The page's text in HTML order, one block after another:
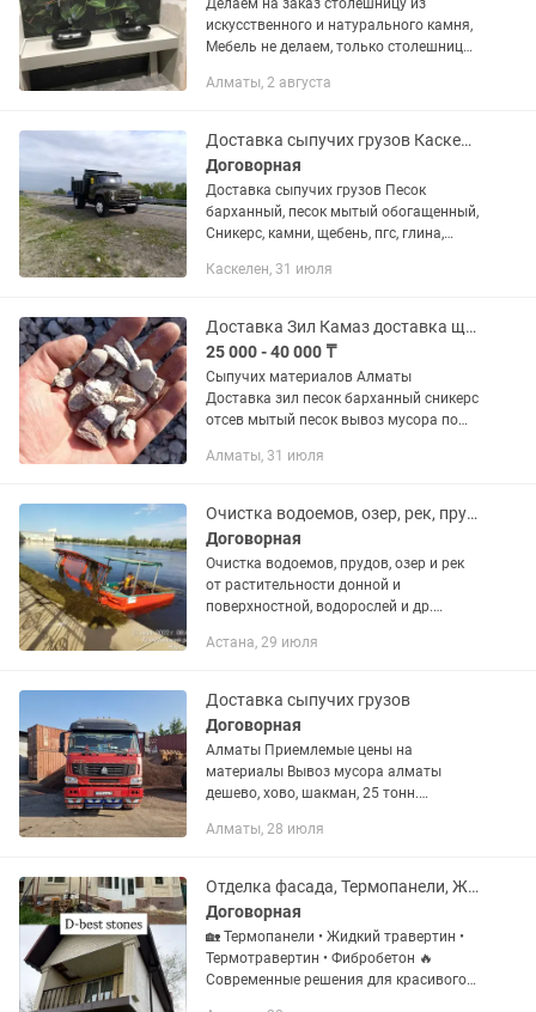
Делаем на заказ столешницу из
искусственного и натурального камня,
Мебель не делаем, только столешница,
камня. Выезд на замер, установка и
Алматы, 2 августа
Доставка сыпучих грузов Каскелен
Договорная
Доставка сыпучих грузов Песок
барханный, песок мытый обогащенный,
Сникерс, камни, щебень, пгс, глина,
Каскелен, 31 июля
Доставка Зил Камаз доставка щебень песок сникерс отсев и.т.д
25 000 - 40 000 ₸
Сыпучих материалов Алматы
Доставка зил песок барханный сникерс
отсев мытый песок вывоз мусора по
Песок доставка Глина Камни зил Отсев
Алматы, 31 июля
Очистка водоемов, озер, рек, прудов пляжей набережных от растительности ТБО
Договорная
Очистка водоемов, прудов, озер и рек
от растительности донной и
поверхностной, водорослей и др.
стекла пластика веток камней и
зоны...
Астана, 29 июля
Доставка сыпучих грузов
Договорная
Алматы Приемлемые цены на
материалы Вывоз мусора алматы
дешево, хово, шакман, 25 тонн.
посредников, напрямую с карьеров
песка и камня...
Алматы, 28 июля
Отделка фасада, Термопанели, Жидкий травертин
Договорная
🏡 Термопанели • Жидкий травертин •
Термотравертин • Фибробетон 🔥
Современные решения для красивого и